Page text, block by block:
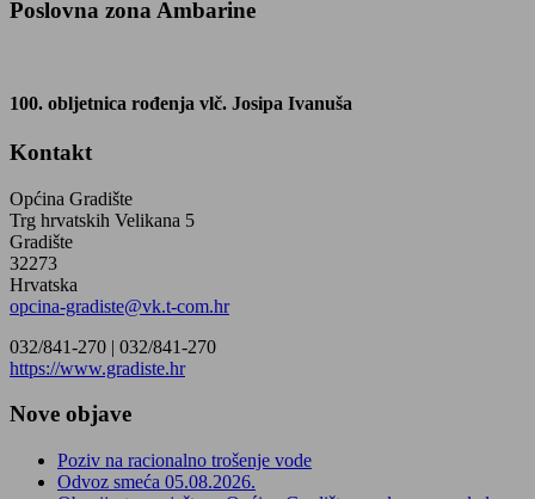
Poslovna zona Ambarine
100. obljetnica rođenja vlč. Josipa Ivanuša
Kontakt
Općina Gradište
Trg hrvatskih Velikana 5
Gradište
32273
Hrvatska
opcina-gradiste@vk.t-com.hr
032/841-270 | 032/841-270
https://www.gradiste.hr
Nove objave
Poziv na racionalno trošenje vode
Odvoz smeća 05.08.2026.